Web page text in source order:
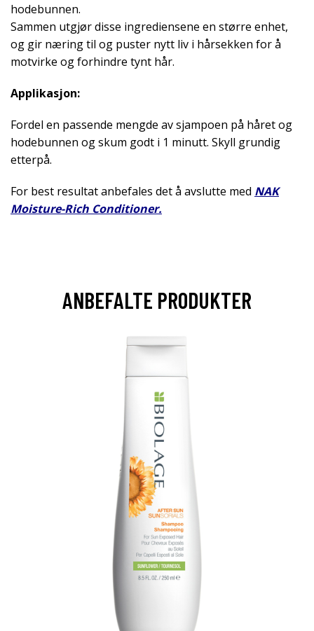
hodebunnen.
Sammen utgjør disse ingrediensene en større enhet,
og gir næring til og puster nytt liv i hårsekken for å
motvirke og forhindre tynt hår.
Applikasjon:
Fordel en passende mengde av sjampoen på håret og
hodebunnen og skum godt i 1 minutt. Skyll grundig
etterpå.
For best resultat anbefales det å avslutte med NAK
Moisture-Rich Conditioner.
ANBEFALTE PRODUKTER